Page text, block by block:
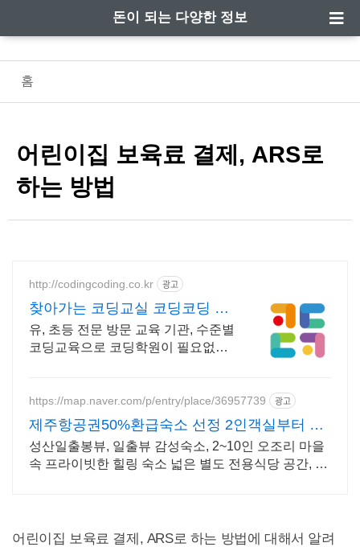
돈이 되는 다양한 정보
홈
어린이집 보육료 결제, ARS로
하는 방법
http://codingcoding.co.kr 광고
찾아가는 코딩교실 코딩코딩 유
아코딩 시대, 유아맞춤교육
유, 초등 전문 방문 교육 기관, 수준별
코딩교육으로 코딩학원이 필요없어
https://map.naver.com/p/entry/place/36957739 광고
제주항공권50%환급숙소 선정 2인객실부터 10
인객실 구성
성산일출봉뷰, 일출뷰 감성숙소, 2~10인 오조리 마을
속 프라이빗한 힐링 숙소 넓은 별도 전용식당 공간, 올
어린이집 보육료 결제, ARS로 하는 방법에 대해서 알려